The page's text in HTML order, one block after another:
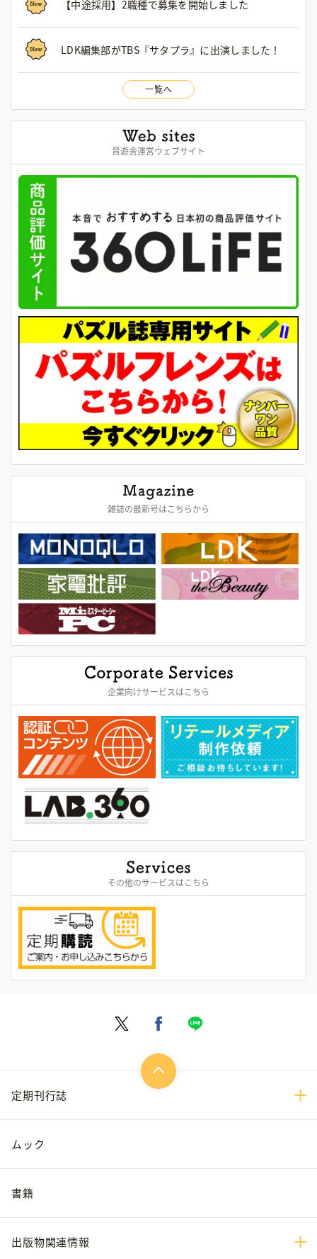
【中途採用】2職種で募集を開始しました
LDK編集部がTBS『サタプラ』に出演しました！
一覧へ
晋遊舎運営ウェブサイト
雑誌の最新号はこちらから
企業向けサービスはこちら
その他のサービスはこちら
定期刊行誌
ムック
書籍
出版物関連情報